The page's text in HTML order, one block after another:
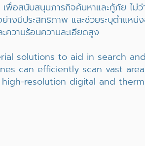
พื่อสนับสนุนภารกิจค้นหาและกู้ภัย ไม่ว่
างมีประสิทธิภาพ และช่วยระบุตำแหน่
ความร้อนความละเอียดสูง
solutions to aid in search
can efficiently scan vast
resolution digital and